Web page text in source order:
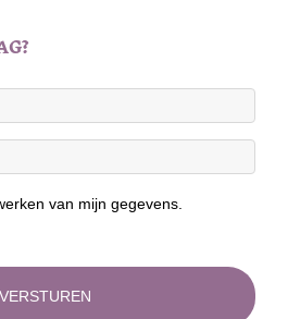
van mijn gegevens.